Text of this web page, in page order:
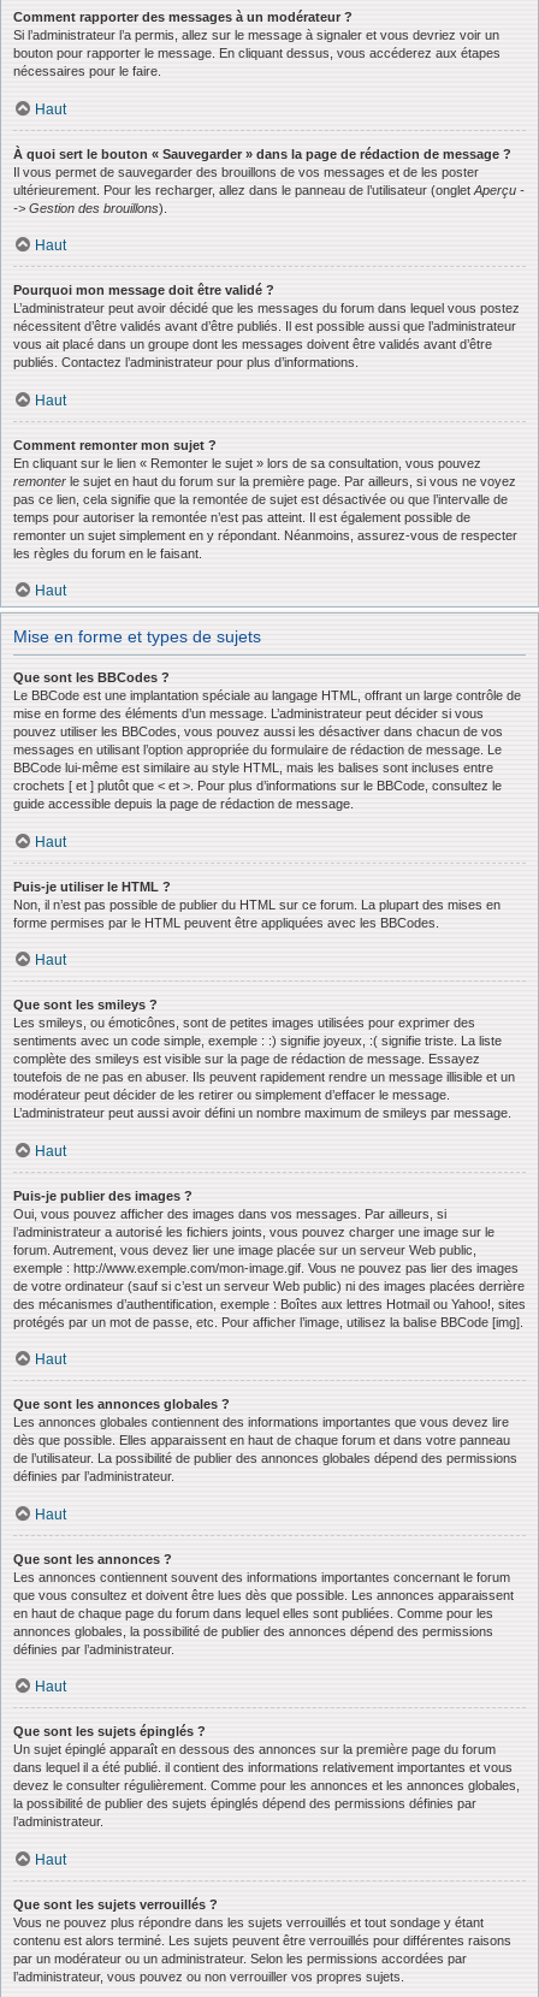
Comment rapporter des messages à un modérateur ?
Si l’administrateur l’a permis, allez sur le message à signaler et vous devriez voir un
bouton pour rapporter le message. En cliquant dessus, vous accéderez aux étapes
nécessaires pour le faire.
Haut
À quoi sert le bouton « Sauvegarder » dans la page de rédaction de message ?
Il vous permet de sauvegarder des brouillons de vos messages et de les poster
ultérieurement. Pour les recharger, allez dans le panneau de l’utilisateur (onglet Aperçu -
-> Gestion des brouillons).
Haut
Pourquoi mon message doit être validé ?
L’administrateur peut avoir décidé que les messages du forum dans lequel vous postez
nécessitent d’être validés avant d’être publiés. Il est possible aussi que l’administrateur
vous ait placé dans un groupe dont les messages doivent être validés avant d’être
publiés. Contactez l’administrateur pour plus d’informations.
Haut
Comment remonter mon sujet ?
En cliquant sur le lien « Remonter le sujet » lors de sa consultation, vous pouvez
remonter le sujet en haut du forum sur la première page. Par ailleurs, si vous ne voyez
pas ce lien, cela signifie que la remontée de sujet est désactivée ou que l’intervalle de
temps pour autoriser la remontée n’est pas atteint. Il est également possible de
remonter un sujet simplement en y répondant. Néanmoins, assurez-vous de respecter
les règles du forum en le faisant.
Haut
Mise en forme et types de sujets
Que sont les BBCodes ?
Le BBCode est une implantation spéciale au langage HTML, offrant un large contrôle de
mise en forme des éléments d’un message. L’administrateur peut décider si vous
pouvez utiliser les BBCodes, vous pouvez aussi les désactiver dans chacun de vos
messages en utilisant l’option appropriée du formulaire de rédaction de message. Le
BBCode lui-même est similaire au style HTML, mais les balises sont incluses entre
crochets [ et ] plutôt que < et >. Pour plus d’informations sur le BBCode, consultez le
guide accessible depuis la page de rédaction de message.
Haut
Puis-je utiliser le HTML ?
Non, il n’est pas possible de publier du HTML sur ce forum. La plupart des mises en
forme permises par le HTML peuvent être appliquées avec les BBCodes.
Haut
Que sont les smileys ?
Les smileys, ou émoticônes, sont de petites images utilisées pour exprimer des
sentiments avec un code simple, exemple : :) signifie joyeux, :( signifie triste. La liste
complète des smileys est visible sur la page de rédaction de message. Essayez
toutefois de ne pas en abuser. Ils peuvent rapidement rendre un message illisible et un
modérateur peut décider de les retirer ou simplement d’effacer le message.
L’administrateur peut aussi avoir défini un nombre maximum de smileys par message.
Haut
Puis-je publier des images ?
Oui, vous pouvez afficher des images dans vos messages. Par ailleurs, si
l’administrateur a autorisé les fichiers joints, vous pouvez charger une image sur le
forum. Autrement, vous devez lier une image placée sur un serveur Web public,
exemple : http://www.exemple.com/mon-image.gif. Vous ne pouvez pas lier des images
de votre ordinateur (sauf si c’est un serveur Web public) ni des images placées derrière
des mécanismes d’authentification, exemple : Boîtes aux lettres Hotmail ou Yahoo!, sites
protégés par un mot de passe, etc. Pour afficher l’image, utilisez la balise BBCode [img].
Haut
Que sont les annonces globales ?
Les annonces globales contiennent des informations importantes que vous devez lire
dès que possible. Elles apparaissent en haut de chaque forum et dans votre panneau
de l’utilisateur. La possibilité de publier des annonces globales dépend des permissions
définies par l’administrateur.
Haut
Que sont les annonces ?
Les annonces contiennent souvent des informations importantes concernant le forum
que vous consultez et doivent être lues dès que possible. Les annonces apparaissent
en haut de chaque page du forum dans lequel elles sont publiées. Comme pour les
annonces globales, la possibilité de publier des annonces dépend des permissions
définies par l’administrateur.
Haut
Que sont les sujets épinglés ?
Un sujet épinglé apparaît en dessous des annonces sur la première page du forum
dans lequel il a été publié. il contient des informations relativement importantes et vous
devez le consulter régulièrement. Comme pour les annonces et les annonces globales,
la possibilité de publier des sujets épinglés dépend des permissions définies par
l’administrateur.
Haut
Que sont les sujets verrouillés ?
Vous ne pouvez plus répondre dans les sujets verrouillés et tout sondage y étant
contenu est alors terminé. Les sujets peuvent être verrouillés pour différentes raisons
par un modérateur ou un administrateur. Selon les permissions accordées par
l’administrateur, vous pouvez ou non verrouiller vos propres sujets.